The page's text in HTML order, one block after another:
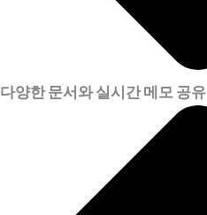
다양한 문서와 실시간 메모 공유